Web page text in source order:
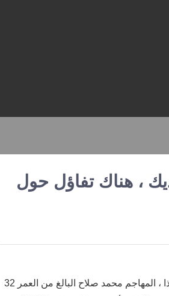
، هناك تفاؤل حول
يشارك نادي ليفربول لكرة القدم حاليا في مناقشات حول مستقبل اثنين من أكثر لاعبيه نفوذا ، المهاجم محمد صلاح البالغ من العمر 32